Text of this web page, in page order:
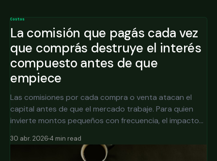
Costos
La comisión que pagás cada vez
que comprás destruye el interés
compuesto antes de que
empiece
Las comisiones por cada compra o venta atacan el
capital antes de que el mercado trabaje. Para quien
invierte montos pequeños con frecuencia, el impacto
30 abr. 2026 4 min read